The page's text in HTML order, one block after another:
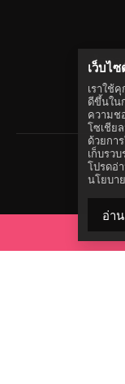
ข้อคว
องค์กร ACON ใ
การอยู่ทั่วรัฐนิวเซ
เข้า
เว็บไ
เราใช้
ดีขึ้นใน
ความช
โซเชีย
ด้วยกา
เก็บรว
โปรดอ่
นโยบา
อ่า